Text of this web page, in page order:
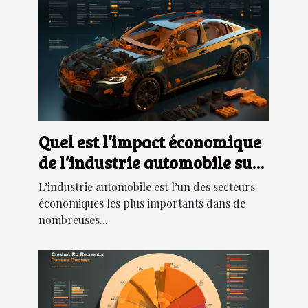
Quel est l’impact économique
de l’industrie automobile sur
les pays et les régions du
monde ?
L’industrie automobile est l’un des secteurs
économiques les plus importants dans de
nombreuses...